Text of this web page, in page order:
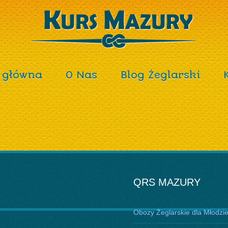
O Nas Blog Żeglarski
QRS MAZURY
Obozy Żeglarskie dla